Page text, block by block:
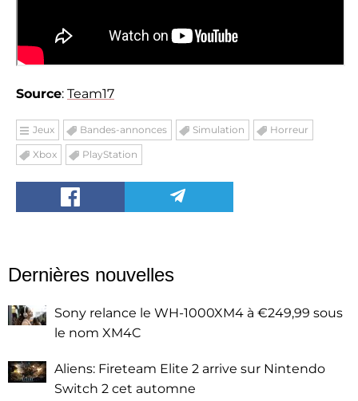
Source: Team17
Jeux Bandes-annonces Simulation Horreur
Xbox PlayStation
Dernières nouvelles
Sony relance le WH-1000XM4 à €249,99 sous
le nom XM4C
Aliens: Fireteam Elite 2 arrive sur Nintendo
Switch 2 cet automne